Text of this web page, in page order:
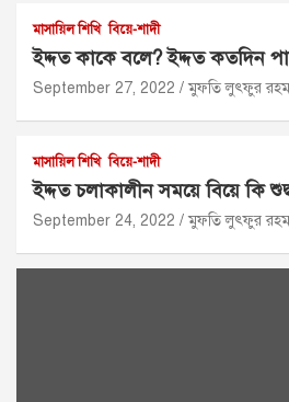
মাসায়িল শিখি বিয়ে-শাদী
ইদ্দত কাকে বলে? ইদ্দত কতদিন
September 27, 2022 মুফতি লুৎফুর
মাসায়িল শিখি বিয়ে-শাদী
ইদ্দত চলাকালীন সময়ে বিয়ে কি
September 24, 2022 মুফতি লুৎফুর